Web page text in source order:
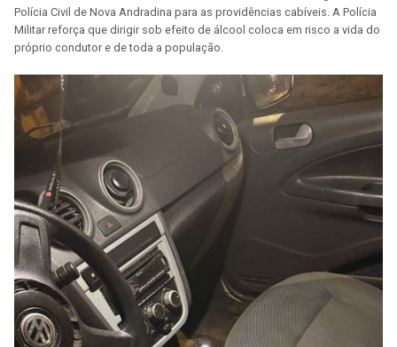
Polícia Civil de Nova Andradina para as providências cabíveis. A Polícia
Militar reforça que dirigir sob efeito de álcool coloca em risco a vida do
próprio condutor e de toda a população.